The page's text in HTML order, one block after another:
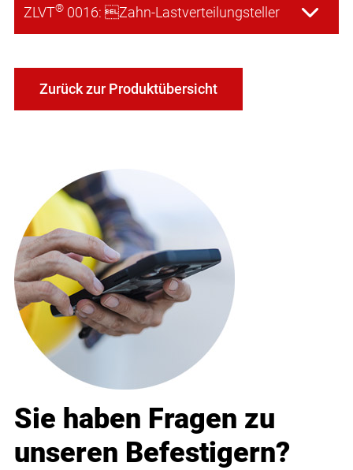
ZLVT®0016: Zahn-Lastverteilungsteller
Zurück zur Produktübersicht
Sie haben Fragen zu
unseren Befestigern?